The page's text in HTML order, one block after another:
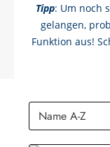
Tipp: Um noch
gelangen,
Funktion aus!